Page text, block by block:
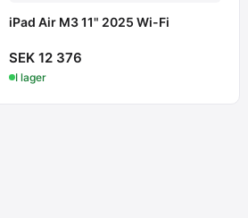
iPad Air M3 11" 2025 Wi-Fi
SEK 12 376
I lager